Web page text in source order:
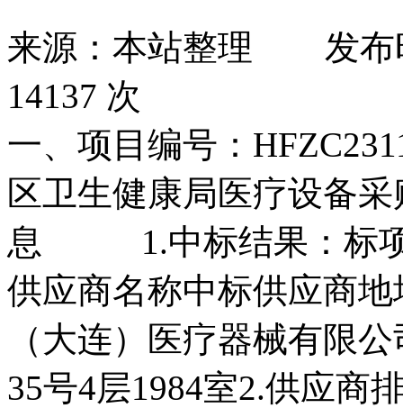
来源：本站整理 发
14137 次
一、项目编号：
区卫生健康局医疗设备
息 1.中标结果：标项
供应商名称中标供应商
（大连）医疗器械有限
35号4层1984室2.供应商